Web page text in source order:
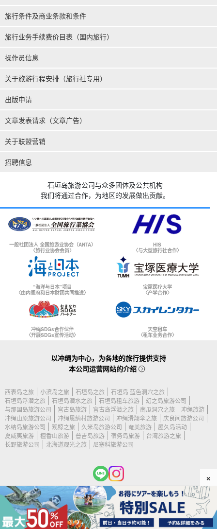
旅行条件及商业条款和条件
旅行业务手续费价目表（国内旅行）
操作员信息
关于旅游行程安排（旅行社专用）
出版申请
文章发表请求（文章广告）
关于联盟营销
招聘信息
石垣岛旅游公司与众多团体及公共机构
我们将通过合作，为地区的发展做出贡献。
一般社团法人 全国旅游业协会（ANTA）
〈旅行业协会会员〉
HIS
〈与大型旅行社合作〉
“海洋与日本”项目
〈由内阁府和日本财团共同推进〉
宝冢医疗大学
〈产学合作〉
冲绳SDGs合作伙伴
〈开展SDGs宣传活动〉
天空租车
〈租车业务合作〉
以冲绳为中心，为各地的旅行提供支持
本公司运营网站的介绍
西表岛之旅 小滨岛之旅 石垣岛之旅
石垣岛 蓝色洞穴之旅
石垣岛浮潜之旅
石垣岛潜水之旅 石垣岛租车旅游
幻之岛旅游公司
与那国岛旅游公司
宫古岛旅游 宫古岛浮潜之旅 南瓜洞穴之旅
冲绳旅游
冲绳山原旅游公司
冲绳恩纳村旅游公司 冲绳滑翔伞之旅
庆良间旅游公司
水纳岛旅游公司
观鲸之旅 久米岛旅游公司 奄美旅游
屋久岛活动
夏威夷旅游
檀香山旅游 普吉岛旅游 宿务岛旅游
台湾旅游之旅
长野旅游公司
北海道观光之旅 尼塞科旅游公司
(c) 2026 石垣岛旅游公司 保留所有权利。.
×